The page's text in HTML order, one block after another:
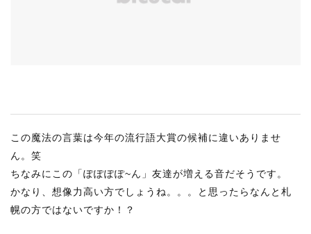
CONTACT US
サイトマップ
約款
情報セキュリティ
この魔法の言葉は今年の流行語大賞の候補に違いありませ
ん。笑
ちなみにこの「ぽぽぽぽ~ん」友達が増える音だそうです。
かなり、想像力高い方でしょうね。。。と思ったらなんと札
幌の方ではないですか！？